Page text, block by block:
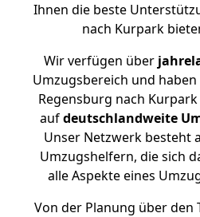
Ihnen die beste
nach Kurpark
Wir verfügen über
Umzugsbereich und
Regensburg nach
aufdeutschlandweite
Unser Netzwerk besteht
Umzugshelfern, die sich
alle Aspekte eines
Von der Planung über